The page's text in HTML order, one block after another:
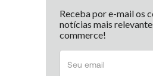
Receba por e-mail os
notícias mais
commerce!